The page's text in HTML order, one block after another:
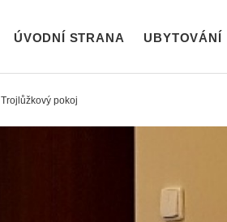
ÚVODNÍ STRANA UBYTOVÁNÍ
Trojlůžkový pokoj